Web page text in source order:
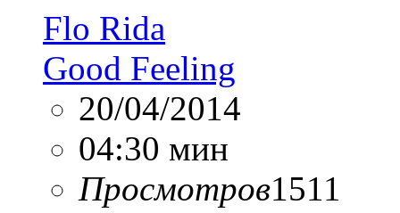
Flo Rida
Good Feeling
20/04/2014
04:30 мин
Просмотров1511